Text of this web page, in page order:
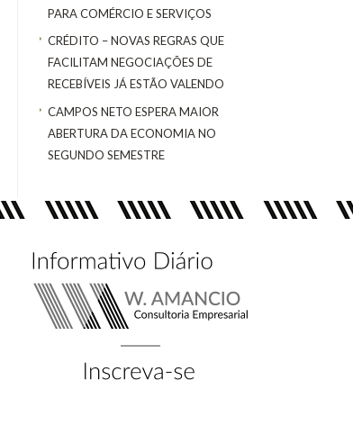
PARA COMÉRCIO E SERVIÇOS
CRÉDITO – NOVAS REGRAS QUE
FACILITAM NEGOCIAÇÕES DE
RECEBÍVEIS JÁ ESTÃO VALENDO
CAMPOS NETO ESPERA MAIOR
ABERTURA DA ECONOMIA NO
SEGUNDO SEMESTRE